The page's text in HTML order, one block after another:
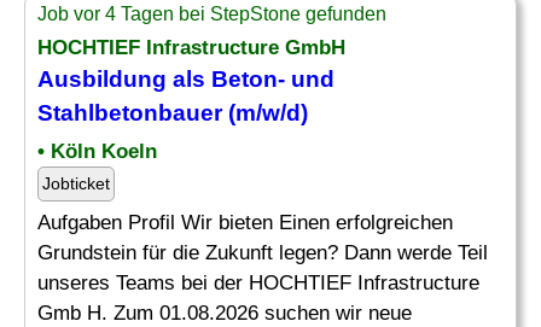
Job vor 4 Tagen bei StepStone gefunden
HOCHTIEF Infrastructure GmbH
Ausbildung als Beton- und
Stahlbetonbauer (m/w/d)
• Köln Koeln
Jobticket
Aufgaben Profil Wir bieten Einen erfolgreichen
Grundstein für die Zukunft legen? Dann werde Teil
unseres Teams bei der HOCHTIEF Infrastructure
Gmb H. Zum 01.08.2026 suchen wir neue